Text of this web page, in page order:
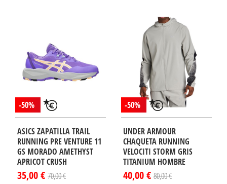
-50%
ASICS ZAPATILLA TRAIL
RUNNING PRE VENTURE 11
GS MORADO AMETHYST
APRICOT CRUSH
35,00 € 70,00 €
-50%
UNDER ARMOUR
CHAQUETA RUNNING
VELOCITI STORM GRIS
TITANIUM HOMBRE
40,00 € 80,00 €